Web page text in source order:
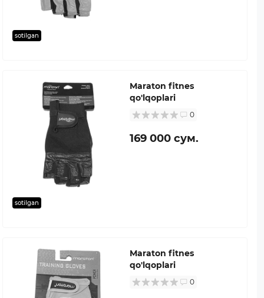
sotilgan
sotilgan
Maraton fitnes
qo'lqoplari
0
169 000 сум.
Maraton fitnes
qo'lqoplari
0